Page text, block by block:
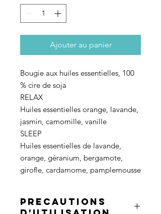
Ajouter au panier
Bougie aux huiles essentielles, 100
% cire de soja
RELAX
Huiles essentielles orange, lavande,
jasmin, camomille, vanille
SLEEP
Huiles essentielles de lavande,
orange, géranium, bergamote,
girofle, cardamome, pamplemousse
PRECAUTIONS